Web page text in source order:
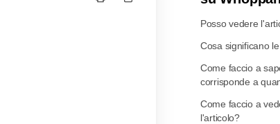
Posso vedere
Cosa significano
Come faccio a
corrisponde a
Come faccio a
l'articolo?